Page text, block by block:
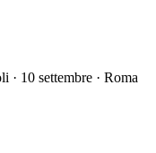
· 10 settembre · Roma